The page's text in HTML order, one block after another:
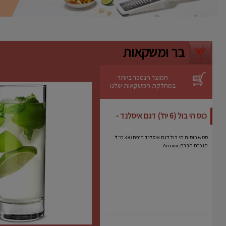
ניקוי קל– ניתן לשטיפה ידנית מהירה.
רגישים.
מבטיחה תוצאה מקצועית גם באפייה
ביתית.
בר ומשקאות
המוצר הנמכר ביותר
במחלקת המשקאות שלנו
כוס הי בול (6 יח') דגם איסלנד -
סט 6 כוסות הי בול דגם איסלנד בנפח 330 מ"ל
תוצרת חברת Arcoroc